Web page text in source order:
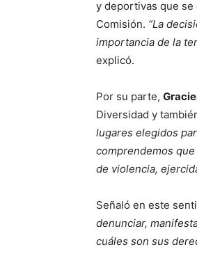
y deportivas que se
Comisión. “La
importancia de la
explicó.
Por su parte,
Diversidad y
lugares elegidos
comprendemos
de violencia,
Señaló en este
denunciar,
cuáles son sus